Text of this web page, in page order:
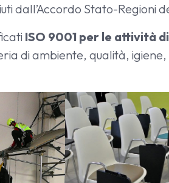
dall’Accordo Stato-Regioni
ISO 9001 per le attività
di ambiente, qualità,